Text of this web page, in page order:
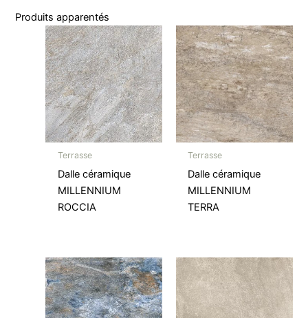
Produits apparentés
Terrasse
Dalle céramique
MILLENNIUM
ROCCIA
Terrasse
Dalle céramique
MILLENNIUM
TERRA